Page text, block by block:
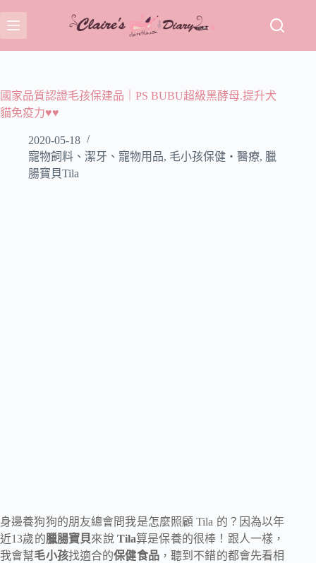
至
主
容
國家品質認證毛孩保建品｜PS BUBU超級黑酵母.提升犬
貓免疫力♥♥
2020-05-18
寵物飼料、潔牙、寵物用品, 毛小孩保健‧醫療, 臘
腸寶貝Tila
身邊養狗狗的朋友總會問我是怎麼照顧 Tila 的？因為以年
近13歲的臘腸寶貝來說 Tila算是保養的很棒！跟人一樣，
我會幫毛小孩找適合的保健食品，聽到不錯的都會先看相